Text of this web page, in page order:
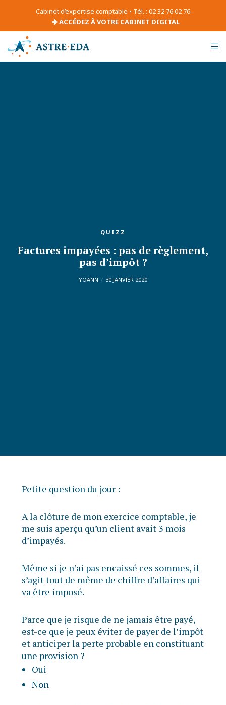
Cabinet d’expertise comptable • Tél. : 02 32 76 02 76
ACCÉDEZ À VOTRE CABINET DIGITAL
QUIZZ
Factures impayées : pas de règlement,
pas d’impôt ?
YOANN 30 JANVIER 2020
Petite question du jour :
A la clôture de mon exercice comptable, je
me suis aperçu qu’un client avait 3 mois
d’impayés.
Même si je n’ai pas encaissé ces sommes, il
s’agit tout de même de chiffre d’affaires qui
va être imposé.
Parce que je risque de ne jamais être payé,
est-ce que je peux éviter de payer de l’impôt
et anticiper la perte probable en constituant
une provision ?
Oui
Non